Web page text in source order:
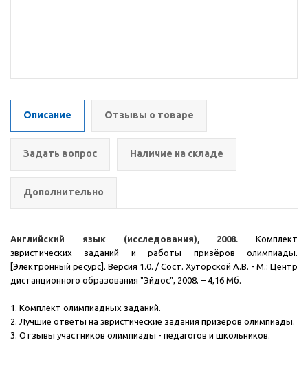
Описание Отзывы о товаре
Задать вопрос Наличие на складе
Дополнительно
Английский язык (исследования),2008. Комплект
эвристических заданий и работы призёров олимпиады.
[Электронный ресурс]. Версия 1.0. / Сост. Хуторской А.В. - М.: Центр
дистанционного образования "Эйдос", 2008. – 4,16 Мб.
1. Комплект олимпиадных заданий.
2. Лучшие ответы на эвристические задания призеров олимпиады.
3. Отзывы участников олимпиады - педагогов и школьников.